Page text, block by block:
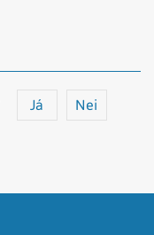
Já Nei